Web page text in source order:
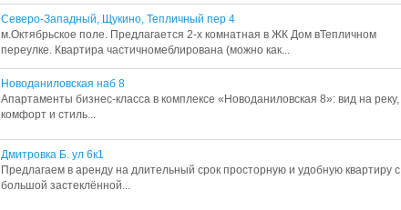
Северо-Западный, Щукино, Тепличный пер 4
м.Октябрьское поле. Предлагается 2-х комнатная в ЖК Дом вТепличном
переулке. Квартира частичномеблирована (можно как...
Новоданиловская наб 8
Апартаменты бизнес‑класса в комплексе «Новоданиловская 8»: вид на реку,
комфорт и стиль...
Дмитровка Б. ул 6к1
Предлагаем в аренду на длительный срок просторную и удобную квартиру с
большой застеклённой...